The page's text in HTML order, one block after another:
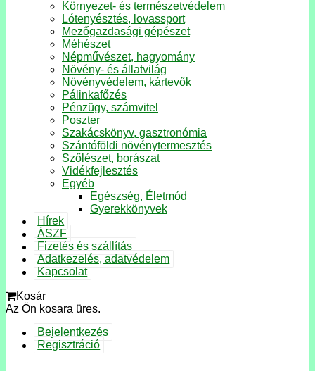
Környezet- és természetvédelem
Lótenyésztés, lovassport
Mezőgazdasági gépészet
Méhészet
Népművészet, hagyomány
Növény- és állatvilág
Növényvédelem, kártevők
Pálinkafőzés
Pénzügy, számvitel
Poszter
Szakácskönyv, gasztronómia
Szántóföldi növénytermesztés
Szőlészet, borászat
Vidékfejlesztés
Egyéb
Egészség, Életmód
Gyerekkönyvek
Hírek
ÁSZF
Fizetés és szállítás
Adatkezelés, adatvédelem
Kapcsolat
Kosár
Az Ön kosara üres.
Bejelentkezés
Regisztráció